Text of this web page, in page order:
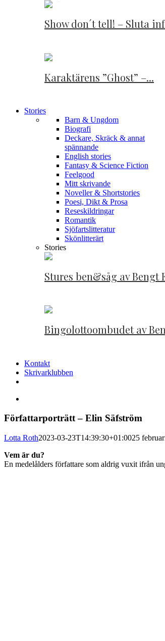
Show don´t tell! – Sluta
Karaktärens ”Ghost” –...
Stories
Barn & Ungdom
Biografi
Deckare, Skräck & annat
spännande
English stories
Fantasy & Science Fiction
Feelgood
Mitt skrivande
Noveller & Shortstories
Poesi, Dikt & Prosa
Reseskildringar
Romantik
Sjöfartslitteratur
Skönlitterärt
Stories
Stures ben&såg av Bengt
Bingolottoombudet av
Kontakt
Skrivarklubben
Författarporträtt – Elin Säfström
Lotta Roth2023-03-23T14:39:30+01:0025
Vem är du?
En medelålders författare som aldrig vuxit ifrån